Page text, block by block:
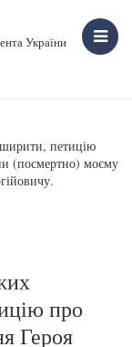
України
петицію
(посмертно) моєму
про
Героя